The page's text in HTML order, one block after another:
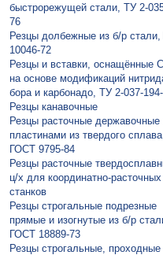
быстрорежущей стали, ТУ 2-
76
Резцы долбежные из б/р
10046-72
Резцы и вставки, оснащённые
на основе модификаций
бора и карбонадо, ТУ 2-037-
Резцы канавочные
Резцы расточные державочные
пластинами из твердого
ГОСТ 9795-84
Резцы расточные
ц/х для координатно-расточных
станков
Резцы строгальные подрезные
прямые и изогнутые из б/р
ГОСТ 18889-73
Резцы строгальные, проходные